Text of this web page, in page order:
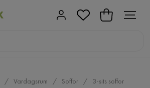
Vardagsrum Soffor 3-sits soffor